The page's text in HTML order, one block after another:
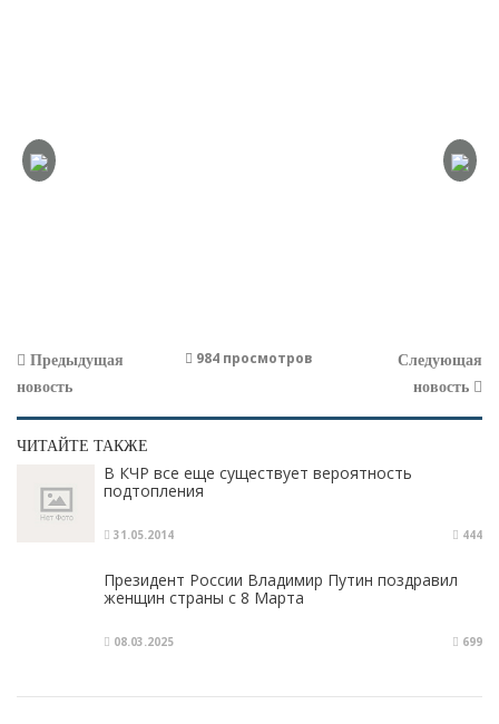
Предыдущая
новость
984 просмотров
Следующая
новость
ЧИТАЙТЕ ТАКЖЕ
В КЧР все еще существует вероятность
подтопления
31.05.2014 444
Президент России Владимир Путин поздравил
женщин страны с 8 Марта
08.03.2025 699